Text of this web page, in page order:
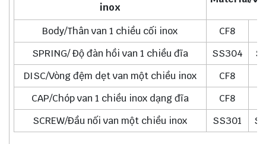
inox
Body/Thân van 1 chiều cối inox CF8
SPRING/ Độ đàn hồi van 1 chiều đĩa
SS304
DISC/Vòng đệm dẹt van một chiều inox
CF8
CAP/Chóp van 1 chiều inox dạng đĩa
CF8
SCREW/Đầu nối van một chiều inox
SS301